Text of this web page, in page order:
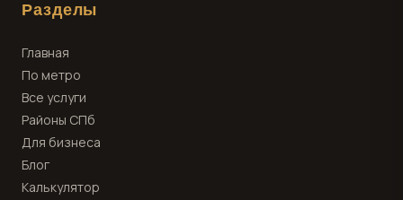
Разделы
Главная
По метро
Все услуги
Районы СПб
Для бизнеса
Блог
Калькулятор